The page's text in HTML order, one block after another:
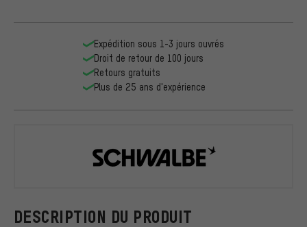
DESCRIPTION DU PRODUIT
Expédition sous 1-3 jours ouvrés
Droit de retour de 100 jours
Retours gratuits
Plus de 25 ans d'expérience